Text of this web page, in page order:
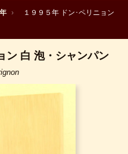
›
１９９５年 ドン･ペリニョン
ン 白 泡・シャンパン